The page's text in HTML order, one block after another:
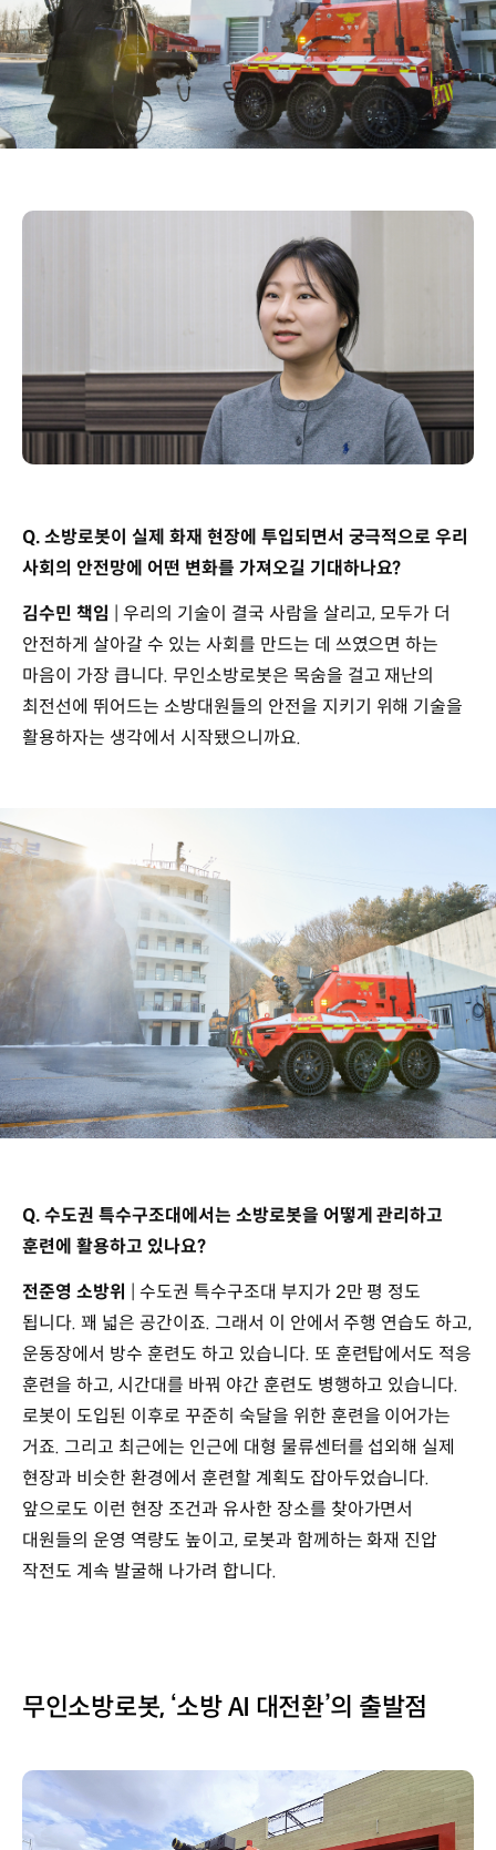
Q. 소방로봇이 실제 화재 현장에 투입되면서 궁극적으로 우리
사회의 안전망에 어떤 변화를 가져오길 기대하나요?
김수민 책임 | 우리의 기술이 결국 사람을 살리고, 모두가 더
안전하게 살아갈 수 있는 사회를 만드는 데 쓰였으면 하는
마음이 가장 큽니다. 무인소방로봇은 목숨을 걸고 재난의
최전선에 뛰어드는 소방대원들의 안전을 지키기 위해 기술을
활용하자는 생각에서 시작됐으니까요.
Q. 수도권 특수구조대에서는 소방로봇을 어떻게 관리하고
훈련에 활용하고 있나요?
전준영 소방위
| 수도권 특수구조대 부지가 2만 평 정도
됩니다. 꽤 넓은 공간이죠. 그래서 이 안에서 주행 연습도 하고,
운동장에서 방수 훈련도 하고 있습니다. 또 훈련탑에서도 적응
훈련을 하고, 시간대를 바꿔 야간 훈련도 병행하고 있습니다.
로봇이 도입된 이후로 꾸준히 숙달을 위한 훈련을 이어가는
거죠. 그리고 최근에는 인근에 대형 물류센터를 섭외해 실제
현장과 비슷한 환경에서 훈련할 계획도 잡아두었습니다.
앞으로도 이런 현장 조건과 유사한 장소를 찾아가면서
대원들의 운영 역량도 높이고, 로봇과 함께하는 화재 진압
작전도 계속 발굴해 나가려 합니다.
무인소방로봇, ‘소방 AI 대전환’의 출발점